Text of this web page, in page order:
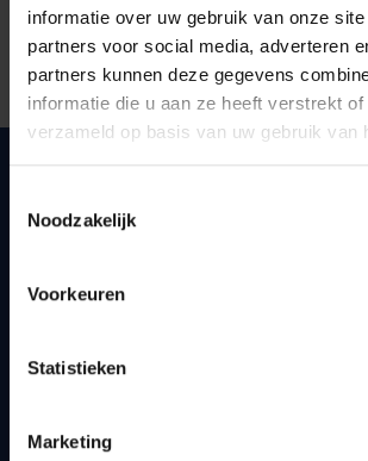
informatie over uw gebruik van onze
partners voor social media, adverteren
partners kunnen deze gegevens
informatie die u aan ze heeft verstrekt
verzameld op basis van uw gebruik van
Noodzakelijk
Voorkeuren
Statistieken
Marketing
Snel naar
Bereikbaarheid